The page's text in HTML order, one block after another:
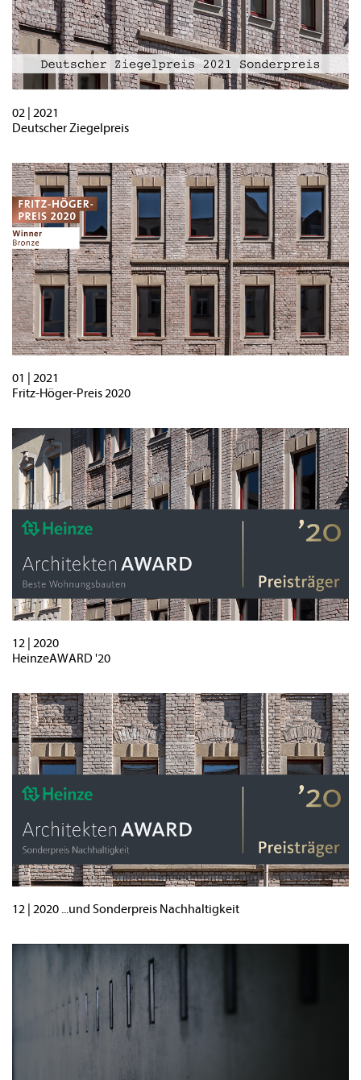
02 | 2021
Deutscher Ziegelpreis
01 | 2021
Fritz-Höger-Preis 2020
12 | 2020
HeinzeAWARD '20
12 | 2020 ...und Sonder­preis Nachhaltigkeit